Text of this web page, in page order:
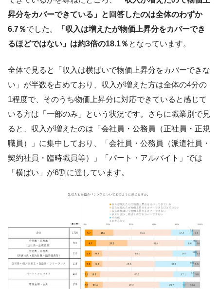
昇分をカバーできている」と回答したのは全体のわずか
6.7％でした。
「収入は増えたが物価上昇分をカバーでき
るほどではない」は約3倍の18.1％ となっています。
全体で見ると「収入は横ばいで物価上昇分をカバーできな
い」が半数を占めており、収入が増えた方は全体の4分の
1程度で、そのうち物価上昇分に対応できていると感じて
いる方は「一部のみ」という状況です。さらに職業別で見
ると、収入が増えたのは「会社員・公務員（正社員・正規
職員）」に集中しており、「会社員・公務員（派遣社員・
契約社員・臨時職員等）」「パート・アルバイト」では
「横ばい」が6割に達しています。